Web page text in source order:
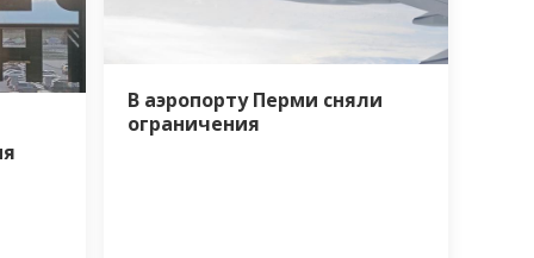
В аэропорту Перми сняли
ограничения